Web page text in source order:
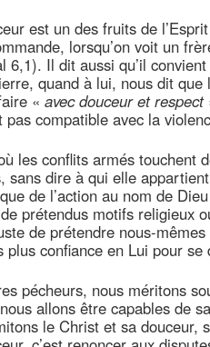
est un des fruits de
lorsqu’on voit un
6,1). Il dit aussi qu’il
quand à lui, nous dit
« avec douceur et respect
pas compatible avec la
les conflits armés touchent
sans dire à qui elle
de l’action au nom de
prétendus motifs religieux
de prétendre nous-
plus confiance en Lui pour
pécheurs, nous méritons
allons être capables de
le Christ et sa douceur,